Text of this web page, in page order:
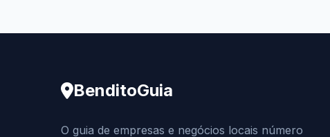
BenditoGuia
O guia de empresas e negócios locais número